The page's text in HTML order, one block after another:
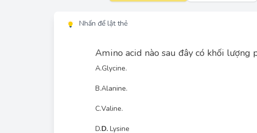
Nhấn để lật thẻ
Amino acid nào sau đây có khối lượng
A.Glycine.
B.Alanine.
C.Valine.
D.D.Lysine